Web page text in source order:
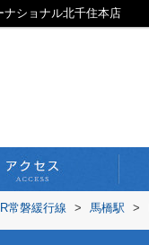
ナショナル北千住本店
常磐緩行線 > 馬橋駅 >